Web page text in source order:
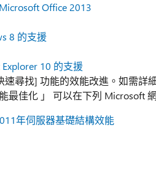
Office 2013
8 的支援
10 的支援
尋找] 功能的效能改進。如需詳
最佳化 」 可以在下列 Microsoft
年伺服器基礎結構效能